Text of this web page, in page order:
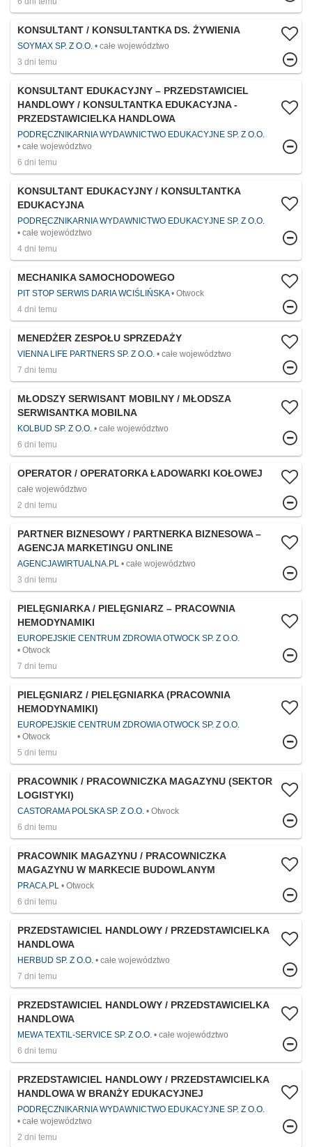
KONSULTANT / KONSULTANTKA DS. ŻYWIENIA
SOYMAX SP. Z O.O.
całe województwo
3 dni temu
KONSULTANT EDUKACYJNY – PRZEDSTAWICIEL
HANDLOWY / KONSULTANTKA EDUKACYJNA -
PRZEDSTAWICIELKA HANDLOWA
PODRĘCZNIKARNIA WYDAWNICTWO EDUKACYJNE SP. Z O.O.
całe województwo
6 dni temu
KONSULTANT EDUKACYJNY / KONSULTANTKA
EDUKACYJNA
PODRĘCZNIKARNIA WYDAWNICTWO EDUKACYJNE SP. Z O.O.
całe województwo
4 dni temu
MECHANIKA SAMOCHODOWEGO
PIT STOP SERWIS DARIA WCIŚLIŃSKA
Otwock
4 dni temu
MENEDŻER ZESPOŁU SPRZEDAŻY
VIENNA LIFE PARTNERS SP. Z O.O.
całe województwo
7 dni temu
MŁODSZY SERWISANT MOBILNY / MŁODSZA
SERWISANTKA MOBILNA
KOLBUD SP. Z O.O.
całe województwo
6 dni temu
OPERATOR / OPERATORKA ŁADOWARKI KOŁOWEJ
całe województwo
2 dni temu
PARTNER BIZNESOWY / PARTNERKA BIZNESOWA –
AGENCJA MARKETINGU ONLINE
AGENCJAWIRTUALNA.PL
całe województwo
3 dni temu
PIELĘGNIARKA / PIELĘGNIARZ – PRACOWNIA
HEMODYNAMIKI
EUROPEJSKIE CENTRUM ZDROWIA OTWOCK SP. Z O.O.
Otwock
7 dni temu
PIELĘGNIARZ / PIELĘGNIARKA (PRACOWNIA
HEMODYNAMIKI)
EUROPEJSKIE CENTRUM ZDROWIA OTWOCK SP. Z O.O.
Otwock
5 dni temu
PRACOWNIK / PRACOWNICZKA MAGAZYNU (SEKTOR
LOGISTYKI)
CASTORAMA POLSKA SP. Z O.O.
Otwock
6 dni temu
PRACOWNIK MAGAZYNU / PRACOWNICZKA
MAGAZYNU W MARKECIE BUDOWLANYM
PRACA.PL
Otwock
6 dni temu
PRZEDSTAWICIEL HANDLOWY / PRZEDSTAWICIELKA
HANDLOWA
HERBUD SP. Z O.O.
całe województwo
7 dni temu
PRZEDSTAWICIEL HANDLOWY / PRZEDSTAWICIELKA
HANDLOWA
MEWA TEXTIL-SERVICE SP. Z O.O.
całe województwo
6 dni temu
PRZEDSTAWICIEL HANDLOWY / PRZEDSTAWICIELKA
HANDLOWA W BRANŻY EDUKACYJNEJ
PODRĘCZNIKARNIA WYDAWNICTWO EDUKACYJNE SP. Z O.O.
całe województwo
2 dni temu